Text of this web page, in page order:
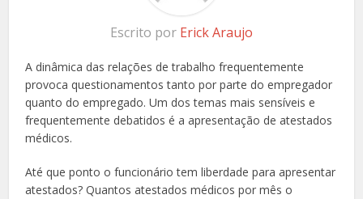
Escrito por Erick Araujo
A dinâmica das relações de trabalho frequentemente
provoca questionamentos tanto por parte do empregador
quanto do empregado. Um dos temas mais sensíveis e
frequentemente debatidos é a apresentação de atestados
médicos.
Até que ponto o funcionário tem liberdade para apresentar
atestados? Quantos atestados médicos por mês o